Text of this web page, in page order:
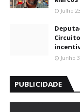
Julho
Junho
PUBLICIDADE